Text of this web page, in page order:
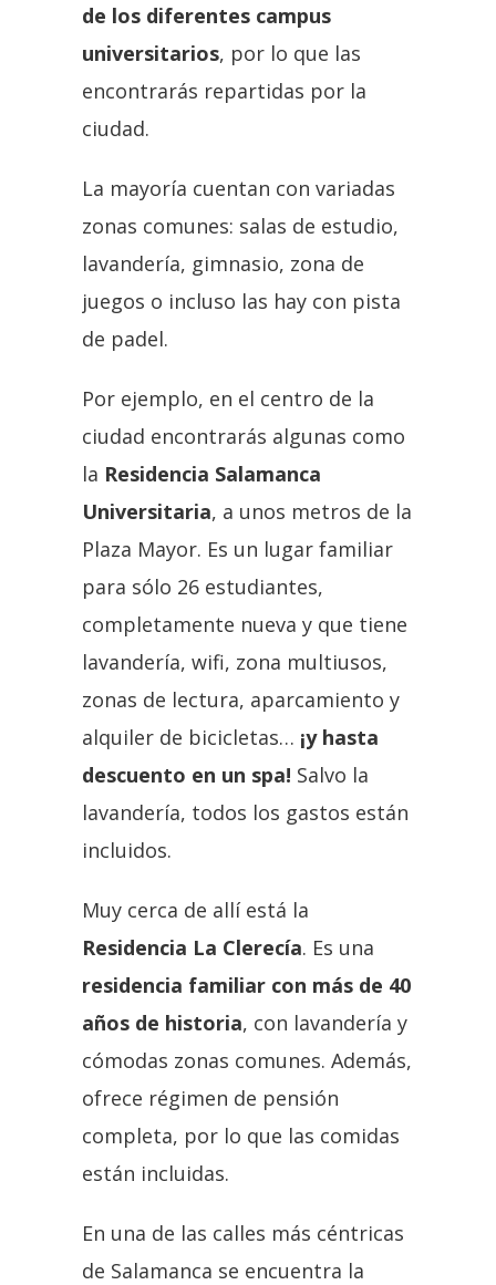
de los diferentes campus
universitarios, por lo que las
encontrarás repartidas por la
ciudad.
La mayoría cuentan con variadas
zonas comunes: salas de estudio,
lavandería, gimnasio, zona de
juegos o incluso las hay con pista
de padel.
Por ejemplo, en el centro de la
ciudad encontrarás algunas como
la Residencia Salamanca
Universitaria, a unos metros de la
Plaza Mayor. Es un lugar familiar
para sólo 26 estudiantes,
completamente nueva y que tiene
lavandería, wifi, zona multiusos,
zonas de lectura, aparcamiento y
alquiler de bicicletas… ¡y hasta
descuento en un spa! Salvo la
lavandería, todos los gastos están
incluidos.
Muy cerca de allí está la
Residencia La Clerecía. Es una
residencia familiar con más de 40
años de historia, con lavandería y
cómodas zonas comunes. Además,
ofrece régimen de pensión
completa, por lo que las comidas
están incluidas.
En una de las calles más céntricas
de Salamanca se encuentra la